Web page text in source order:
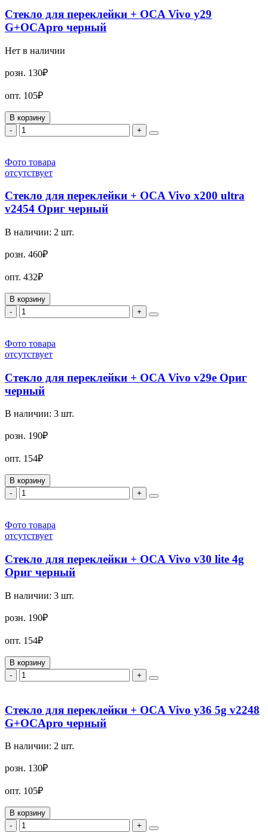
Стекло для переклейки + OCA Vivo y29
G+OCApro черный
Нет в наличии
розн. 130₽
опт. 105₽
В корзину
-
+
Фото товара
отсутствует
Стекло для переклейки + OCA Vivo x200 ultra
v2454 Ориг черный
В наличии: 2 шт.
розн. 460₽
опт. 432₽
В корзину
-
+
Фото товара
отсутствует
Стекло для переклейки + OCA Vivo v29e Ориг
черный
В наличии: 3 шт.
розн. 190₽
опт. 154₽
В корзину
-
+
Фото товара
отсутствует
Стекло для переклейки + OCA Vivo v30 lite 4g
Ориг черный
В наличии: 3 шт.
розн. 190₽
опт. 154₽
В корзину
-
+
Стекло для переклейки + OCA Vivo y36 5g v2248
G+OCApro черный
В наличии: 2 шт.
розн. 130₽
опт. 105₽
В корзину
-
+